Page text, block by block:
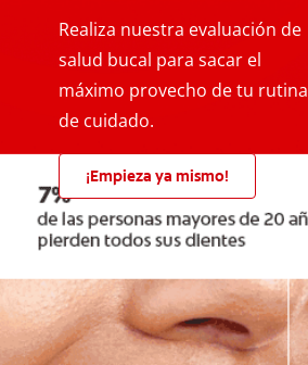
Realiza nuestra evaluación de
salud bucal para sacar el
máximo provecho de tu rutina
de cuidado.
¡Empieza ya mismo!